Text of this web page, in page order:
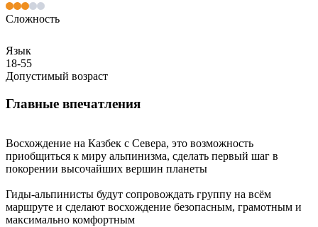
Сложность
Язык
18-55
Допустимый возраст
Главные впечатления
Восхождение на Казбек с Севера, это возможность
приобщиться к миру альпинизма, сделать первый шаг в
покорении высочайших вершин планеты
Гиды-альпинисты будут сопровождать группу на всём
маршруте и сделают восхождение безопасным, грамотным и
максимально комфортным